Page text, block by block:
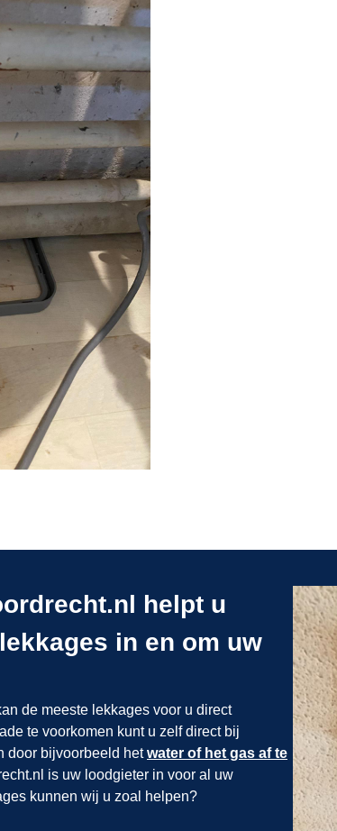
helpt u
in en om uw
de meeste lekkages voor u direct
te voorkomen kunt u zelf direct bij
door bijvoorbeeld hetwater of het gas af te
is uw loodgieter in voor al uw
kunnen wij u zoal helpen?